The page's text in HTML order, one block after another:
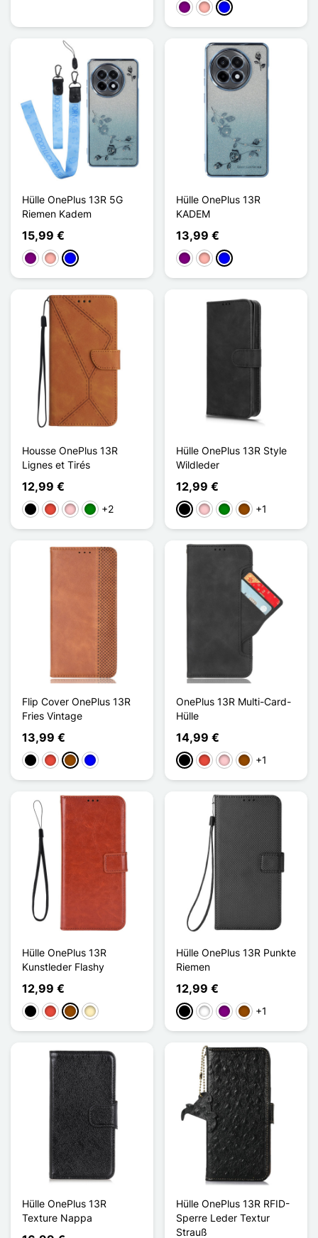
ViolettRoségold
Blau
Hülle OnePlus 13R 5G
Riemen Kadem
15,99 €
ViolettRoségold
Blau
Hülle OnePlus 13R
KADEM
13,99 €
ViolettRoségold
Blau
Housse OnePlus 13R
Lignes et Tirés
12,99 €
Schwarz
Rot PinkGrün+2
Hülle OnePlus 13R Style
Wildleder
12,99 €
Schwarz
PinkGrünBraun
+1
Flip Cover OnePlus 13R
Fries Vintage
13,99 €
Schwarz
Rot BraunBlau
OnePlus 13R Multi-Card-
Hülle
14,99 €
Schwarz
Rot PinkBraun
+1
Hülle OnePlus 13R
Kunstleder Flashy
12,99 €
Schwarz
Rot BraunGolden
Hülle OnePlus 13R Punkte
Riemen
12,99 €
Schwarz
WeißViolettBraun
+1
Hülle OnePlus 13R
Texture Nappa
Hülle OnePlus 13R RFID-
Sperre Leder Textur
Strauß